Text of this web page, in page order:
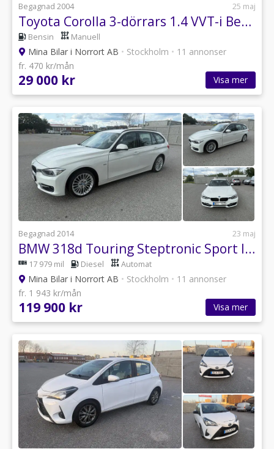
Begagnad 2004 25 maj
Toyota Corolla 3-dörrars 1.4 VVT-i Besktad -Servad
Bensin Manuell
Mina Bilar i Norrort AB • Stockholm • 11 annonser
fr. 470 kr/mån
29 000 kr Visa mer
Begagnad 2014 23 maj
BMW 318d Touring Steptronic Sport line Euro 5 Besiktad
17 979 mil Diesel Automat
Mina Bilar i Norrort AB • Stockholm • 11 annonser
fr. 1 943 kr/mån
119 900 kr Visa mer